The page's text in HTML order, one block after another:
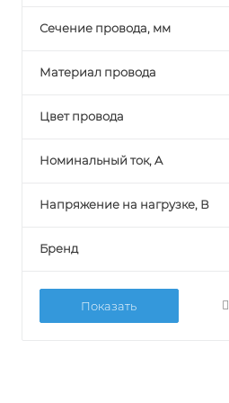
Сечение провода, мм
Материал провода
Цвет провода
Номинальный ток, A
Напряжение на нагрузке, В
Бренд